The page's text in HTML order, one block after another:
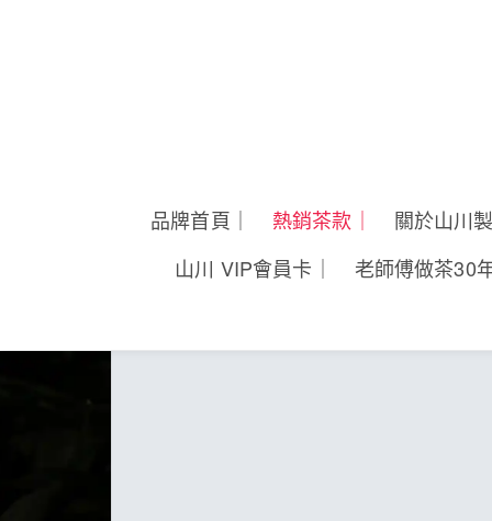
品牌首頁｜ 熱銷茶款｜
關於山川
山川 VIP會員卡｜
老師傅做茶30